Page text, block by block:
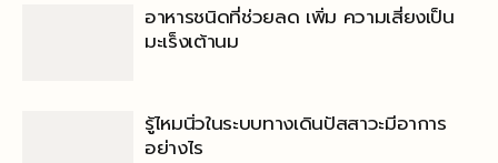
อาหารชนิดที่ช่วยลด เพิ่ม ความเสี่ยงเป็น
มะเร็งเต้านม
รู้ไหมนิ่วในระบบทางเดินปัสสาวะมีอาการ
อย่างไร